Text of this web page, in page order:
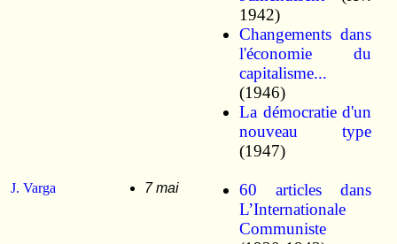
1942)
Changements dans
l'économie du
capitalisme...
(1946)
La démocratie d'un
nouveau type
(1947)
J. Varga 7 mai
60 articles dans
L’Internationale
Communiste